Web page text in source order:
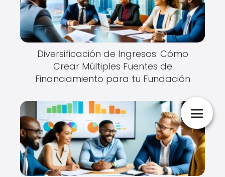
Diversificación de Ingresos: Cómo
Crear Múltiples Fuentes de
Financiamiento para tu Fundación